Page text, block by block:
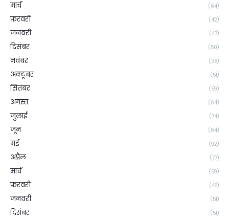
मार्च (64)
फ़रवरी (42)
जनवरी (47)
दिसंबर (50)
नवंबर (38)
अक्टूबर (51)
सितंबर (59)
अगस्त (64)
जुलाई (74)
जून (64)
मई (92)
अप्रैल (77)
मार्च (59)
फ़रवरी (48)
जनवरी (51)
दिसंबर (51)